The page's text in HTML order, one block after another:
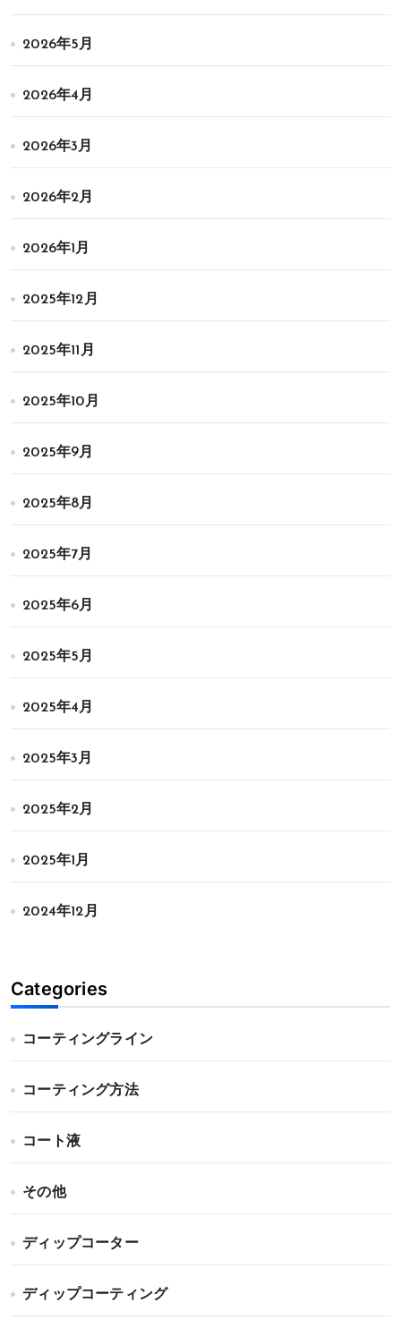
2026年5月
2026年4月
2026年3月
2026年2月
2026年1月
2025年12月
2025年11月
2025年10月
2025年9月
2025年8月
2025年7月
2025年6月
2025年5月
2025年4月
2025年3月
2025年2月
2025年1月
2024年12月
Categories
コーティングライン
コーティング方法
コート液
その他
ディップコーター
ディップコーティング